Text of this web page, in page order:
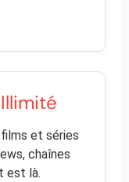
films et séries
chaînes
est là.